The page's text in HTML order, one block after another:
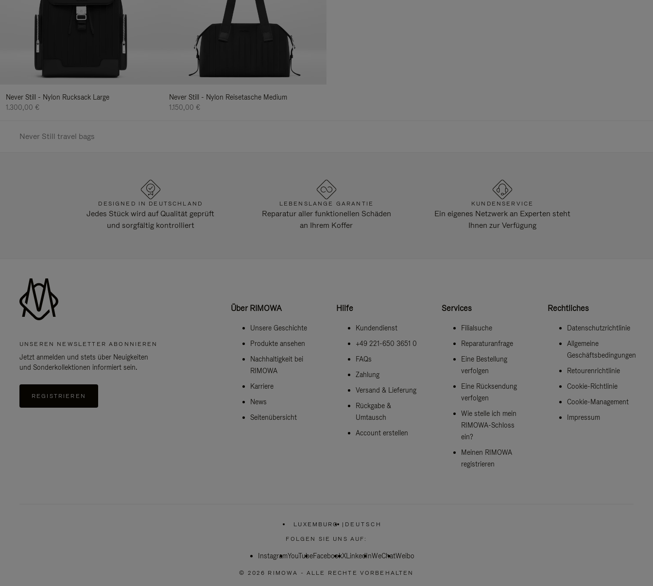
Never Still - Nylon Rucksack Large
1.300,00 €
Never Still - Nylon Reisetasche Medium
1.150,00 €
Never Still travel bags
DESIGNED IN DEUTSCHLAND
Jedes Stück wird auf Qualität geprüft
und sorgfältig kontrolliert
LEBENSLANGE GARANTIE
Reparatur aller funktionellen Schäden
an Ihrem Koffer
KUNDENSERVICE
Ein eigenes Netzwerk an Experten steht
Ihnen zur Verfügung
UNSEREN NEWSLETTER ABONNIEREN
Jetzt anmelden und stets über Neuigkeiten
und Sonderkollektionen informiert sein.
REGISTRIEREN
Über RIMOWA
Unsere Geschichte
Produkte ansehen
Nachhaltigkeit bei
RIMOWA
Karriere
News
Seitenübersicht
Hilfe
Kundendienst
+49 221-650 3651 0
FAQs
Zahlung
Versand & Lieferung
Rückgabe &
Umtausch
Account erstellen
Services
Filialsuche
Reparaturanfrage
Eine Bestellung
verfolgen
Eine Rücksendung
verfolgen
Wie stelle ich mein
RIMOWA-Schloss
ein?
Meinen RIMOWA
registrieren
Rechtliches
Datenschutzrichtlinie
Allgemeine
Geschäftsbedingungen
Retourenrichtlinie
Cookie-Richtlinie
Cookie-Management
Impressum
LUXEMBURG
WÄHLEN
SIE
REGION
| DEUTSCH
FOLGEN SIE UNS AUF:
InstagramYouTubeFacebookXLinkedInWeChatWeibo
© 2026 RIMOWA - ALLE RECHTE VORBEHALTEN